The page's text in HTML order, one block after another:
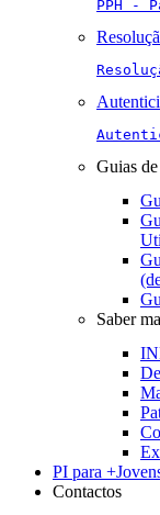
PPH -
Guias
Saber
PI para
Contactos